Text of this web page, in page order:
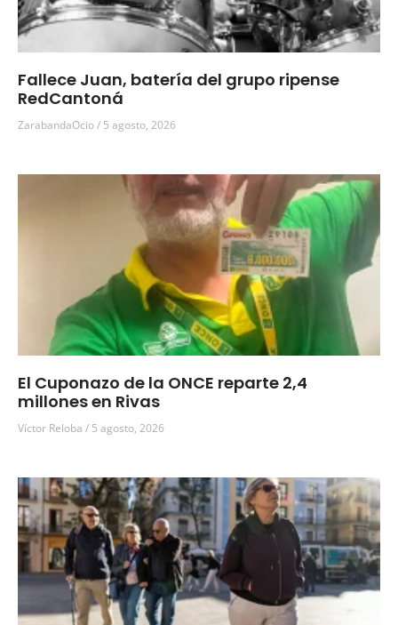
Fallece Juan, batería del grupo ripense
RedCantoná
ZarabandaOcio 5 agosto, 2026
El Cuponazo de la ONCE reparte 2,4
millones en Rivas
Víctor Reloba 5 agosto, 2026